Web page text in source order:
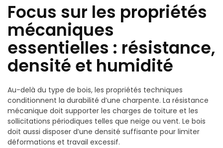
Focus sur les propriétés
mécaniques
essentielles : résistance,
densité et humidité
Au-delà du type de bois, les propriétés techniques
conditionnent la durabilité d’une charpente. La résistance
mécanique doit supporter les charges de toiture et les
sollicitations périodiques telles que neige ou vent. Le bois
doit aussi disposer d’une densité suffisante pour limiter
déformations et travail excessif.